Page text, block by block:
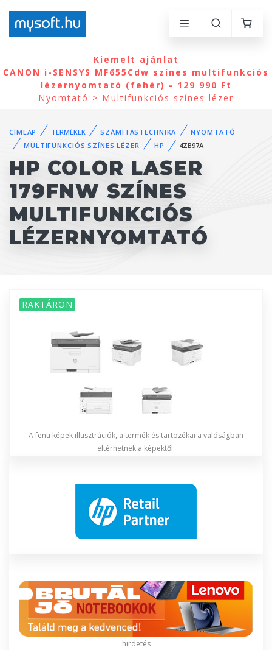
Kiemelt ajánlat
CANON i-SENSYS MF655Cdw színes multifunkciós
lézernyomtató (fehér) - 129 990 Ft
Nyomtató > Multifunkciós színes lézer
CÍMLAP TERMÉKEK SZÁMÍTÁSTECHNIKA
NYOMTATÓ
MULTIFUNKCIÓS SZÍNES LÉZER
HP 4ZB97A
HP COLOR LASER
179FNW SZÍNES
MULTIFUNKCIÓS
LÉZERNYOMTATÓ
RAKTÁRON
A fenti képek illusztrációk, a termék és tartozékai a valóságban
eltérhetnek a képektől.
hirdetés